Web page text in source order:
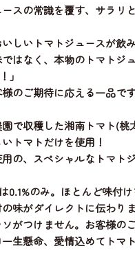
ースの常識を覆す、サラリ
いしいトマトジュースが飲
ではなく、本物のトマトジ
」
のご期待に応える一品です
で収穫した湘南トマト(桃
トマトだけを使用！
の、スペシャルなトマト
0.1%のみ。ほとんど味付
味がダイレクトに伝わり
がつけません。お客様の
生懸命、愛情込めてトマ